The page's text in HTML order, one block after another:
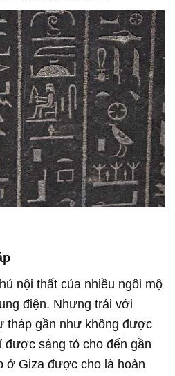
nội thất của nhiều ngôi mộ
điện. Nhưng trái với
tháp gần như không được
được sáng tỏ cho đến gần
ở Giza được cho là hoàn